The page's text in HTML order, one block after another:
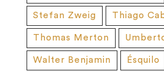
Stefan Zweig Thiago
Thomas Merton
Walter Benjamin Ésquilo